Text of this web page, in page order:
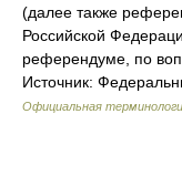
(далее также
Российской
референдуме, по
Источник:
Официальная